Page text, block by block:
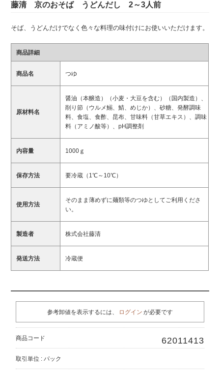
藤清 京のおそば うどんだし 2～3人前
そば、うどんだけでなく色々な料理の味付けにお使いいただけます。
商品詳細
商品名 つゆ
原材料名
醤油（本醸造）（小麦・大豆を含む）（国内製造）、
削り節（ウルメ鰯、鯖、めじか）、砂糖、発酵調味
料、食塩、食酢、昆布、甘味料（甘草エキス）、調味
料（アミノ酸等）、pH調整剤
内容量 1000ｇ
保存方法 要冷蔵（1℃～10℃）
使用方法
そのまま薄めずに麺類等のつゆとしてご利用くださ
い。
製造者 株式会社藤清
発送方法 冷蔵便
参考卸値を表示するには、 ログイン が必要です
商品コード 62011413
取引単位 : パック